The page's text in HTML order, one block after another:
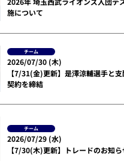
施について
チーム
2026/07/30 (木)
【7/31(金)更新】是澤涼輔選手と
契約を締結
チーム
2026/07/29 (水)
【7/30(木)更新】トレードのお知ら